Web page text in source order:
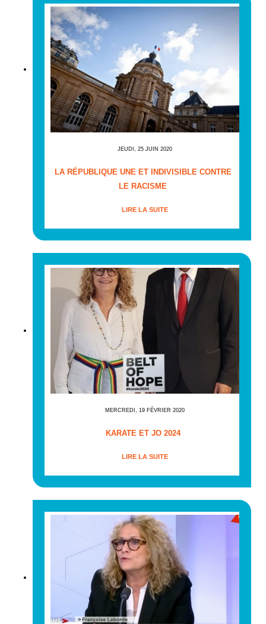
JEUDI, 25 JUIN 2020
LA RÉPUBLIQUE UNE ET INDIVISIBLE CONTRE
LE RACISME
LIRE LA SUITE
MERCREDI, 19 FÉVRIER 2020
KARATE ET JO 2024
LIRE LA SUITE